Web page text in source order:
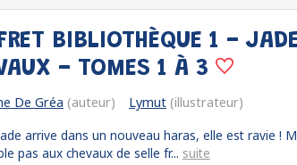
BIBLIOTHÈQUE 1 -
- TOMES 1 À 3
De Gréa (auteur) Lymut (illustrateur)
arrive dans un nouveau haras, elle est ravie !
pas aux chevaux de selle fr... suite